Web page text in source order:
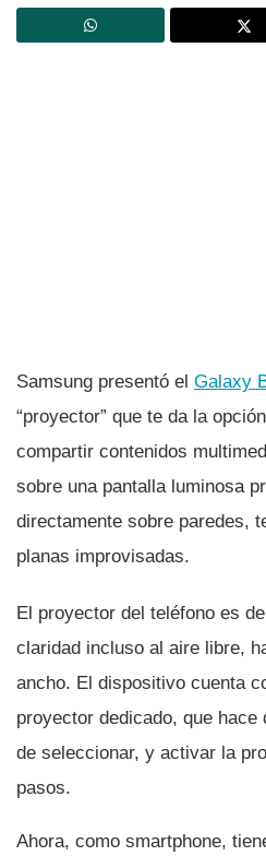
Samsung presentó el Galaxy
“proyector” que te da la
compartir contenidos
sobre una pantalla luminosa
directamente sobre paredes,
planas improvisadas.
El proyector del teléfono es
claridad incluso al aire libre,
ancho. El dispositivo cuenta
proyector dedicado, que hace
de seleccionar, y activar la
pasos.
Ahora, como smartphone,